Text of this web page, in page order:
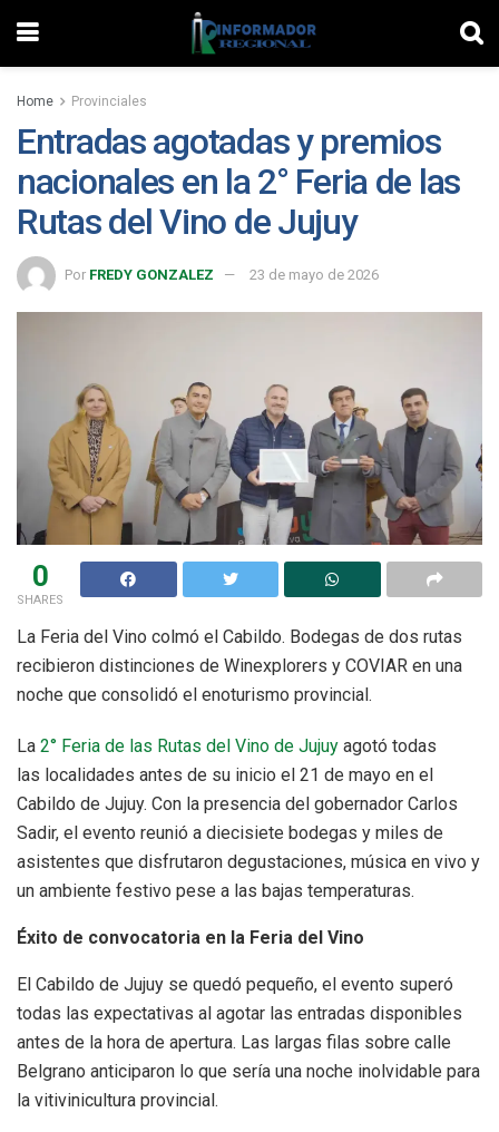
Home Provinciales
Entradas agotadas y premios
nacionales en la 2° Feria de las
Rutas del Vino de Jujuy
Por FREDY GONZALEZ 23 de mayo de 2026
0
SHARES
La Feria del Vino colmó el Cabildo. Bodegas de dos rutas
recibieron distinciones de Winexplorers y COVIAR en una
noche que consolidó el enoturismo provincial.
La 2° Feria de las Rutas del Vino de Jujuy agotó todas
las localidades antes de su inicio el 21 de mayo en el
Cabildo de Jujuy. Con la presencia del gobernador Carlos
Sadir, el evento reunió a diecisiete bodegas y miles de
asistentes que disfrutaron degustaciones, música en vivo y
un ambiente festivo pese a las bajas temperaturas.
Éxito de convocatoria en la Feria del Vino
El Cabildo de Jujuy se quedó pequeño, el evento superó
todas las expectativas al agotar las entradas disponibles
antes de la hora de apertura. Las largas filas sobre calle
Belgrano anticiparon lo que sería una noche inolvidable para
la vitivinicultura provincial.